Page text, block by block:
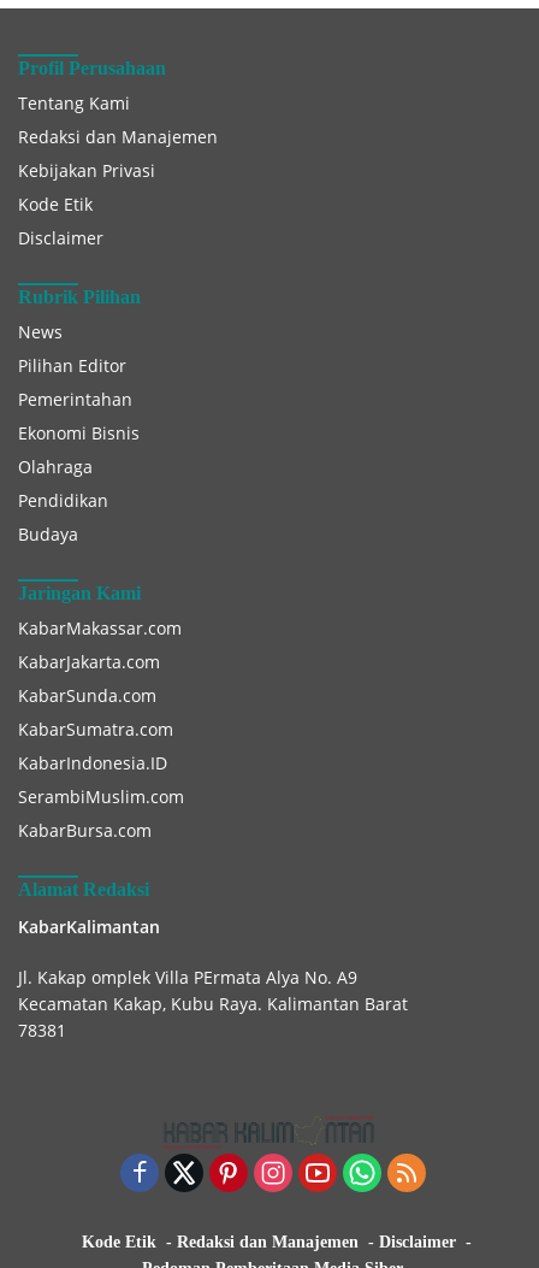
Profil Perusahaan
Tentang Kami
Redaksi dan Manajemen
Kebijakan Privasi
Kode Etik
Disclaimer
Rubrik Pilihan
News
Pilihan Editor
Pemerintahan
Ekonomi Bisnis
Olahraga
Pendidikan
Budaya
Jaringan Kami
KabarMakassar.com
KabarJakarta.com
KabarSunda.com
KabarSumatra.com
KabarIndonesia.ID
SerambiMuslim.com
KabarBursa.com
Alamat Redaksi
KabarKalimantan
Jl. Kakap omplek Villa PErmata Alya No. A9
Kecamatan Kakap, Kubu Raya. Kalimantan Barat
78381
Kode Etik Redaksi dan Manajemen
Disclaimer